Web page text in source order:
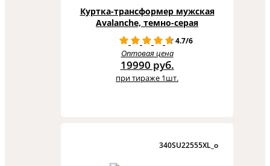
Куртка-трансформер мужская
Avalanche, темно-серая
4.7/6
Оптовая цена
19990 руб.
при тираже 1шт.
340SU22555XL_o